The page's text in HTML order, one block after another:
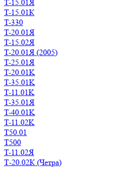
T-15.01Я
T-15.01К
T-330
T-20.01Я
T-15.02Я
T-20.01Я (2005)
T-25.01Я
T-20.01K
T-35.01K
T-11.01K
T-35.01Я
T-40.01K
T-11.02K
Т50.01
Т500
T-11.02Я
Т-20.02К (Четра)